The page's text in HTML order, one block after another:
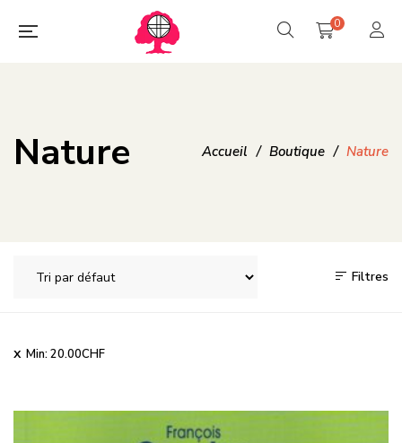
0
Nature Accueil / Boutique / Nature
Filtres
Min: 20.00CHF